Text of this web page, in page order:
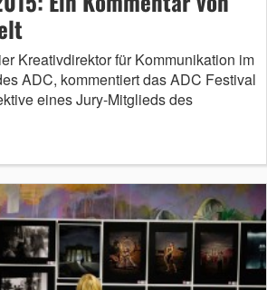
Kreativdirektor für Kommunikation im
ADC, kommentiert das ADC Festival
eines Jury-Mitglieds des